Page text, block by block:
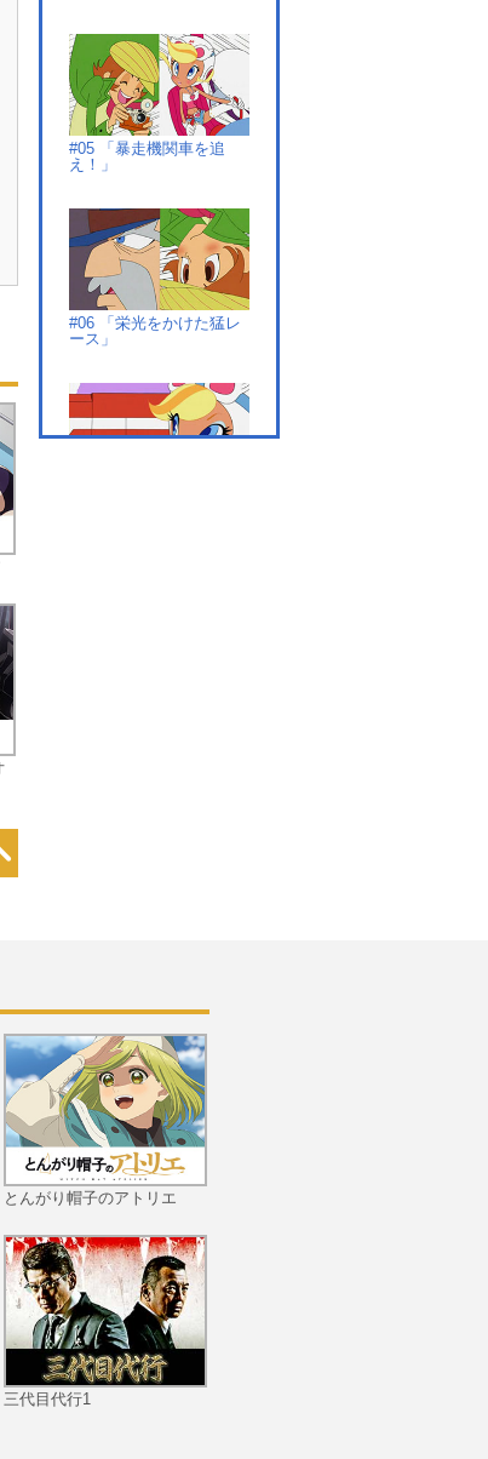
#05 「暴走機関車を追
え！」
#06 「栄光をかけた猛レ
ース」
の秘密」
#11 「彷徨える亡霊ナイ
トホーク・ジョー」
#12 「天国へのラストレ
ース」
とんがり帽子のアトリエ
三代目代行1